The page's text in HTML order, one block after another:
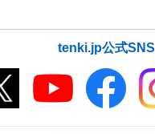
tenki.jp公式SNS